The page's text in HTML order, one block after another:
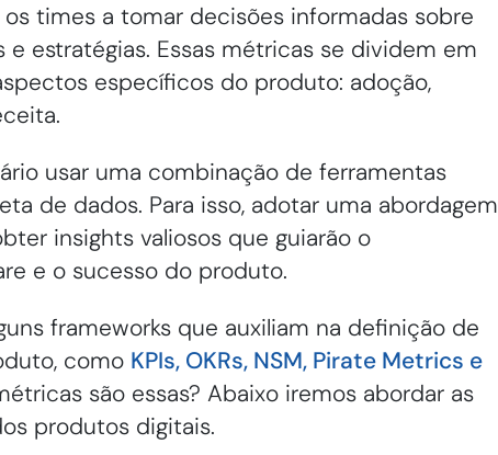
times a tomar decisões informadas sobre
e estratégias. Essas métricas se dividem em
específicos do produto: adoção,
usar uma combinação de ferramentas
de dados. Para isso, adotar uma abordagem
insights valiosos que guiarão o
e o sucesso do produto.
frameworks que auxiliam na definição de
como KPIs, OKRs, NSM, Pirate Metrics e
são essas? Abaixo iremos abordar as
produtos digitais.